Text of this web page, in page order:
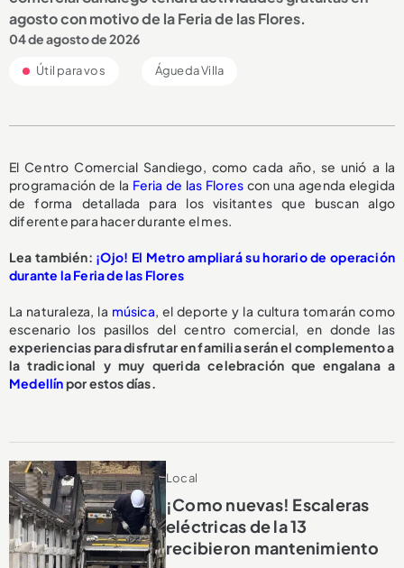
agosto con motivo de la Feria de las Flores.
04 de agosto de 2026
Útil para vos Águeda Villa
El Centro Comercial Sandiego, como cada año, se unió a la
programación de la Feria de las Flores con una agenda elegida
de forma detallada para los visitantes que buscan algo
diferente para hacer durante el mes.
Lea también: ¡Ojo! El Metro ampliará su horario de operación
durante la Feria de las Flores
La naturaleza, la música, el deporte y la cultura tomarán como
escenario los pasillos del centro comercial, en donde las
experiencias para disfrutar en familia serán el complemento a
la tradicional y muy querida celebración que engalana a
Medellínpor estos días.
Local
¡Como nuevas! Escaleras
eléctricas de la 13
recibieron mantenimiento